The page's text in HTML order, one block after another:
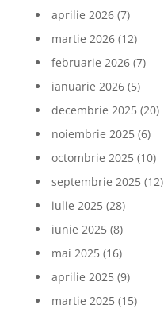
aprilie 2026(7)
martie 2026(12)
februarie 2026(7)
ianuarie 2026(5)
decembrie 2025(20)
noiembrie 2025(6)
octombrie 2025(10)
septembrie 2025(12)
iulie 2025(28)
iunie 2025(8)
mai 2025(16)
aprilie 2025(9)
martie 2025(15)